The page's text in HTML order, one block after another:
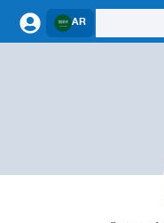
AR